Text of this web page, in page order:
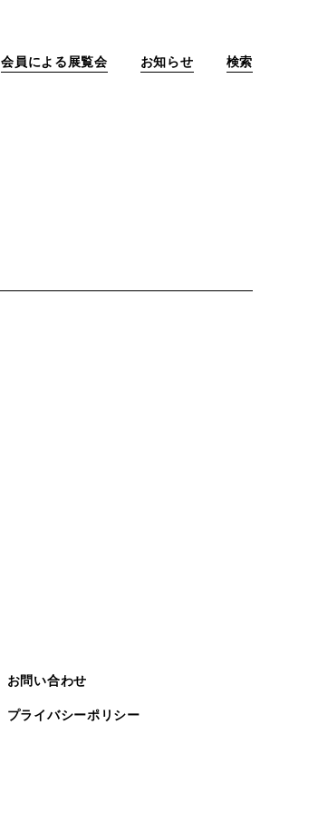
会員による展覧会 お知らせ 検索
お問い合わせ
プライバシーポリシー